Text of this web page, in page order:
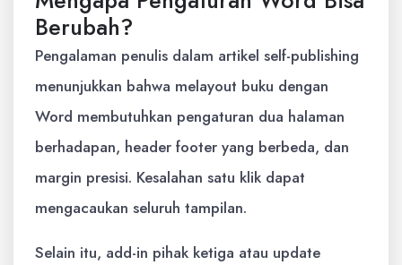
Berubah?
Pengalaman penulis dalam artikel self-publishing
menunjukkan bahwa melayout buku dengan
Word membutuhkan pengaturan dua halaman
berhadapan, header footer yang berbeda, dan
margin presisi. Kesalahan satu klik dapat
mengacaukan seluruh tampilan.
Selain itu, add-in pihak ketiga atau update